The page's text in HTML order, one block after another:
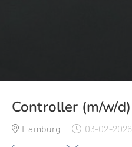
Controller (m/w/d)
Hamburg 03-02-2026